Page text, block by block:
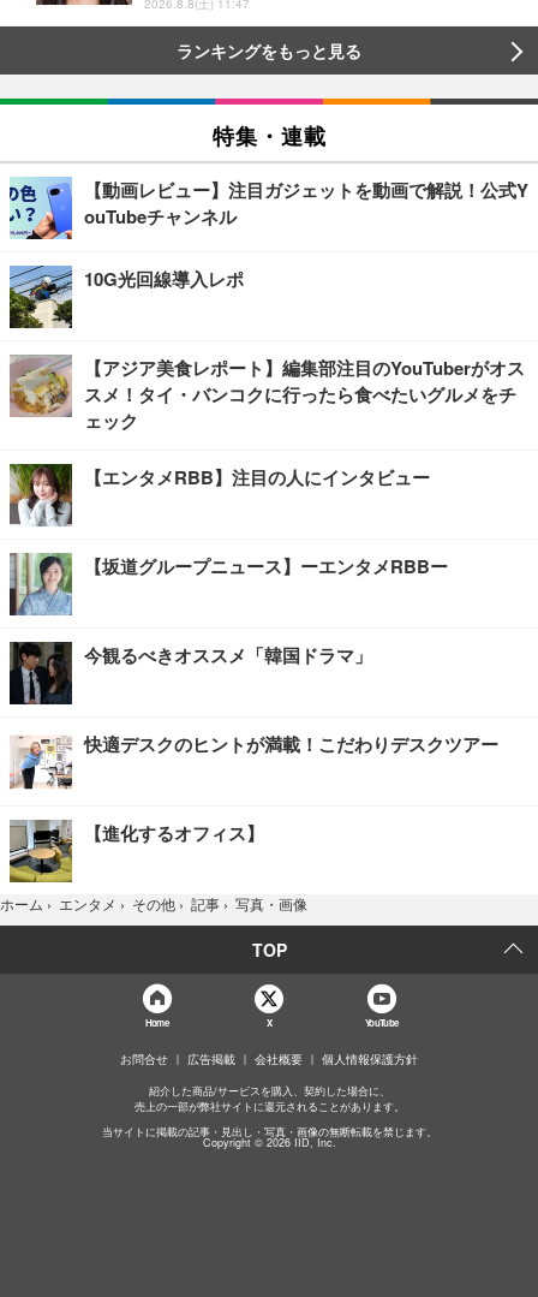
2026.8.8(土) 11:47
ランキングをもっと見る
特集・連載
【動画レビュー】注目ガジェットを動画で解説！公式Y
ouTubeチャンネル
10G光回線導入レポ
【アジア美食レポート】編集部注目のYouTuberがオス
スメ！タイ・バンコクに行ったら食べたいグルメをチ
ェック
【エンタメRBB】注目の人にインタビュー
【坂道グループニュース】ーエンタメRBBー
今観るべきオススメ「韓国ドラマ」
快適デスクのヒントが満載！こだわりデスクツアー
【進化するオフィス】
ホーム › エンタメ › その他 › 記事 › 写真・画像
TOP
Home X YouTube
お問合せ 広告掲載 会社概要 個人情報保護方針
紹介した商品/サービスを購入、契約した場合に、
売上の一部が弊社サイトに還元されることがあります。
当サイトに掲載の記事・見出し・写真・画像の無断転載を禁じます。
Copyright © 2026 IID, Inc.